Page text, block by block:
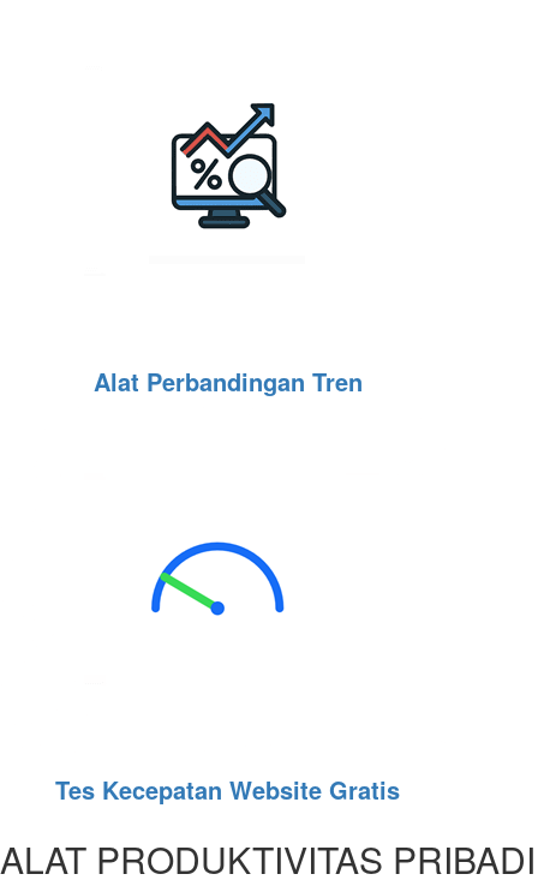
Alat Perbandingan Tren
Tes Kecepatan Website Gratis
ALAT PRODUKTIVITAS PRIBADI